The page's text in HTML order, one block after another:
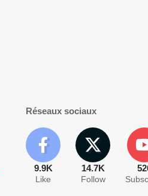
Réseaux sociaux
9.9K
Like
14.7K
Follow